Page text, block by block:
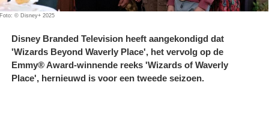
Foto: © Disney+ 2025
Disney Branded Television heeft aangekondigd dat
'Wizards Beyond Waverly Place', het vervolg op de
Emmy® Award-winnende reeks 'Wizards of Waverly
Place', hernieuwd is voor een tweede seizoen.